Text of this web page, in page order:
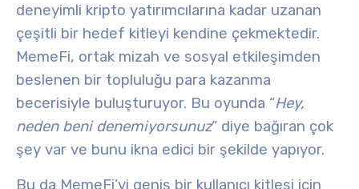
deneyimli kripto yatırımcılarına kadar uzanan
çeşitli bir hedef kitleyi kendine çekmektedir.
MemeFi, ortak mizah ve sosyal etkileşimden
beslenen bir topluluğu para kazanma
becerisiyle buluşturuyor. Bu oyunda “Hey,
neden beni denemiyorsunuz“ diye bağıran çok
şey var ve bunu ikna edici bir şekilde yapıyor.
Bu da MemeFi’yi geniş bir kullanıcı kitlesi için